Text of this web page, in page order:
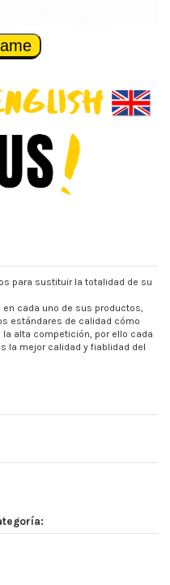
para sustituir la totalidad de su
cada uno de sus productos,
estándares de calidad cómo
alta competición, por ello cada
la mejor calidad y fiablidad del